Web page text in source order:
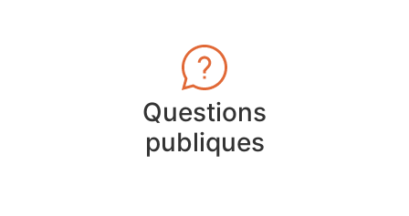
Questions
publiques